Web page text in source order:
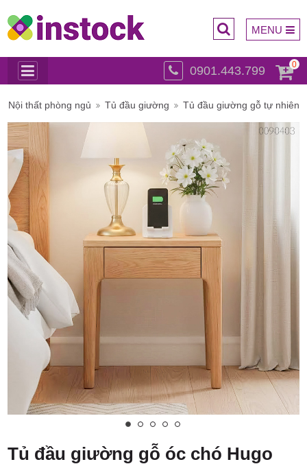
0901.443.799 0
MENU
Trụ sở
chính:
3/6D, ấp
Tiền Lân,
Nội thất phòng ngủ Tủ đầu giường Tủ đầu giường gỗ tự nhiên
Tủ đầu giường gỗ óc chó Hugo